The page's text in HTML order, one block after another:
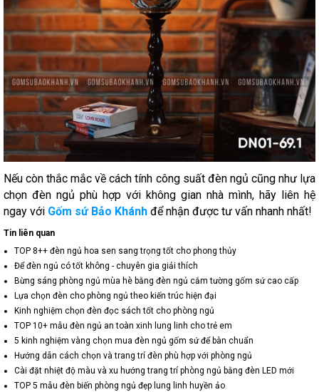
Nếu còn thắc mắc về cách tính công suất đèn ngủ cũng như lựa
chọn đèn ngủ phù hợp với không gian nhà mình, hãy liên hệ
ngay với Gốm sứ Bảo Khánh để nhận được tư vấn nhanh nhất!
Tin liên quan
TOP 8++ đèn ngủ hoa sen sang trọng tốt cho phong thủy
Để đèn ngủ có tốt không - chuyên gia giải thích
Bừng sáng phòng ngủ mùa hè bằng đèn ngủ cắm tường gốm sứ cao cấp
Lựa chọn đèn cho phòng ngủ theo kiến trúc hiện đại
Kinh nghiệm chọn đèn đọc sách tốt cho phòng ngủ
TOP 10+ mẫu đèn ngủ an toàn xinh lung linh cho trẻ em
5 kinh nghiệm vàng chọn mua đèn ngủ gốm sứ để bàn chuẩn
Hướng dẫn cách chọn và trang trí đèn phù hợp với phòng ngủ
Cài đặt nhiệt độ màu và xu hướng trang trí phòng ngủ bằng đèn LED mới
TOP 5 mẫu đèn biến phòng ngủ đẹp lung linh huyền ảo